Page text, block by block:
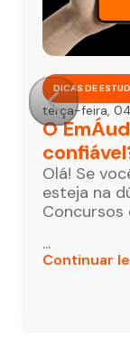
DICAS DE
terça-feira,
O
Olá! Se
esteja na
Concursos
...
Continuar